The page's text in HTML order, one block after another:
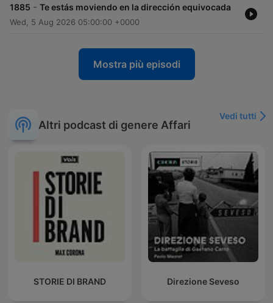
1885 - Te estás moviendo en la dirección equivocada
Wed, 5 Aug 2026 05:00:00 +0000
Mostra più episodi
Altri podcast di genere Affari
Vedi tutti
STORIE DI BRAND Direzione Seveso